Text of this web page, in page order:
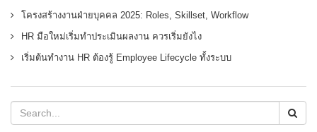
โครงสร้างงานฝ่ายบุคคล 2025: Roles, Skillset, Workflow
HR มือใหม่เริ่มทำประเมินผลงาน ควรเริ่มยังไง
เริ่มต้นทำงาน HR ต้องรู้ Employee Lifecycle ทั้งระบบ